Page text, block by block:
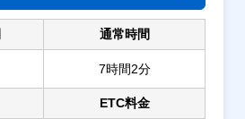
通常時間
7時間2分
ETC料金